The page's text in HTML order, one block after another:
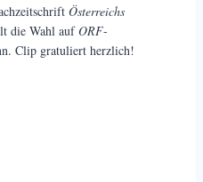
Österreichs
die Wahl aufORF-
Clip gratuliert herzlich!